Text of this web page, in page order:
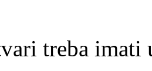
treba